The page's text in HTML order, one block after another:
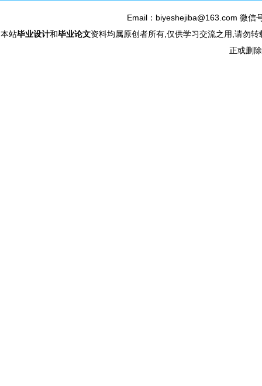
Email：biyeshejiba@163.com 微
本站毕业设计和毕业论文资料均属原创者所有,仅供学习交流之用,请勿
正或删